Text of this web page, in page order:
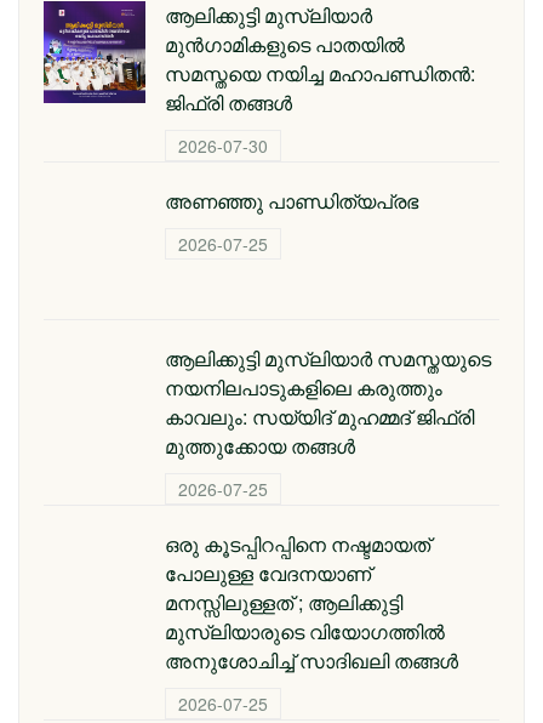
ആലിക്കുട്ടി മുസ്‌ലിയാർ
മുൻഗാമികളുടെ പാതയിൽ
സമസ്തയെ നയിച്ച മഹാപണ്ഡിതൻ:
ജിഫ്‌രി തങ്ങൾ
2026-07-30
അണഞ്ഞു പാണ്ഡിത്യപ്രഭ
2026-07-25
ആലിക്കുട്ടി മുസ്‌ലിയാർ സമസ്തയുടെ
നയനിലപാടുകളിലെ കരുത്തും
കാവലും: സയ്യിദ് മുഹമ്മദ് ജിഫ്രി
മുത്തുക്കോയ തങ്ങൾ
2026-07-25
ഒരു കൂടപ്പിറപ്പിനെ നഷ്ടമായത്
പോലുള്ള വേദനയാണ്
മനസ്സിലുള്ളത് ; ആലിക്കുട്ടി
മുസ്‌ലിയാരുടെ വിയോ​ഗത്തിൽ
അനുശോചിച്ച് സാദിഖലി തങ്ങൾ
2026-07-25